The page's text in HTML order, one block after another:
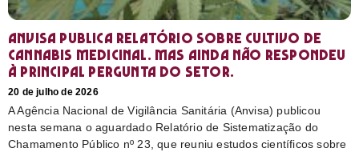
Anvisa publica relatório sobre cultivo de
Cannabis medicinal. Mas ainda não respondeu
à principal pergunta do setor.
20 de julho de 2026
A Agência Nacional de Vigilância Sanitária (Anvisa) publicou
nesta semana o aguardado Relatório de Sistematização do
Chamamento Público nº 23, que reuniu estudos científicos sobre